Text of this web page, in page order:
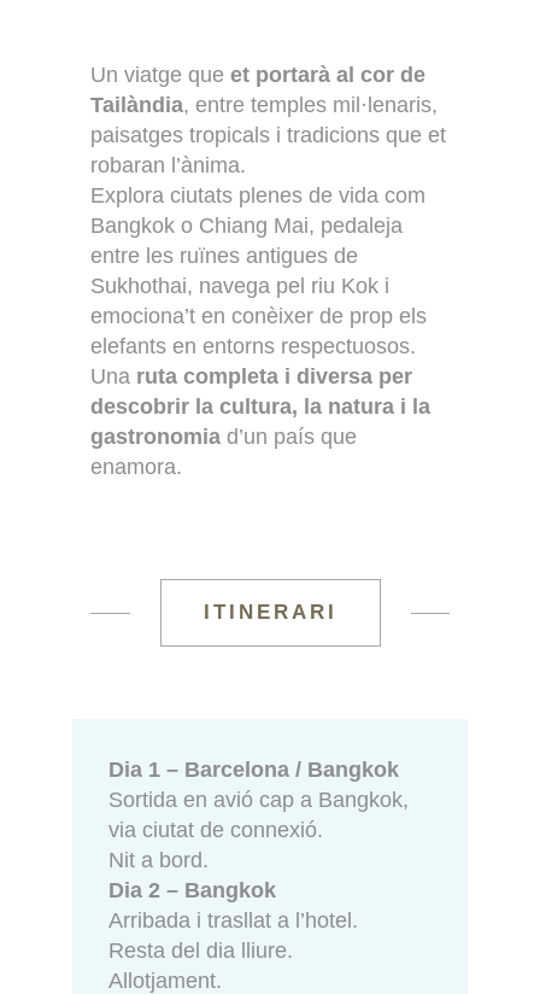
Un viatge que et portarà al cor de
Tailàndia, entre temples mil·lenaris,
paisatges tropicals i tradicions que et
robaran l’ànima.
Explora ciutats plenes de vida com
Bangkok o Chiang Mai, pedaleja
entre les ruïnes antigues de
Sukhothai, navega pel riu Kok i
emociona’t en conèixer de prop els
elefants en entorns respectuosos.
Una ruta completa i diversa per
descobrir la cultura, la natura i la
gastronomia d’un país que
enamora.
ITINERARI
Dia 1 – Barcelona / Bangkok
Sortida en avió cap a Bangkok,
via ciutat de connexió.
Nit a bord.
Dia 2 – Bangkok
Arribada i trasllat a l’hotel.
Resta del dia lliure.
Allotjament.